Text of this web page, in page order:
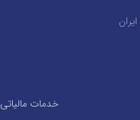
خدمات مالیاتی